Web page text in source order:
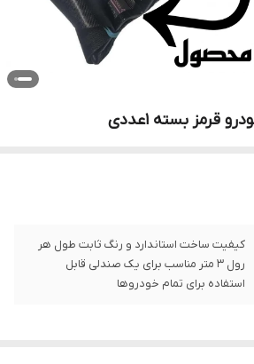
قرمز بسته 1عددی
کیفیت ساخت استاندارد و رنگ ثابت طول هر
رول 3 متر مناسب برای یک صندلی قابل
استفاده برای تمام خودروها